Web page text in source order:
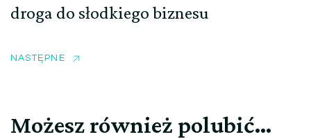
droga do słodkiego biznesu
NASTĘPNE
Możesz również polubić…